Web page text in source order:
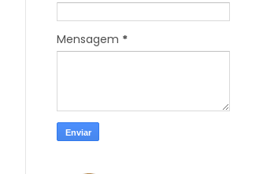
Mensagem *